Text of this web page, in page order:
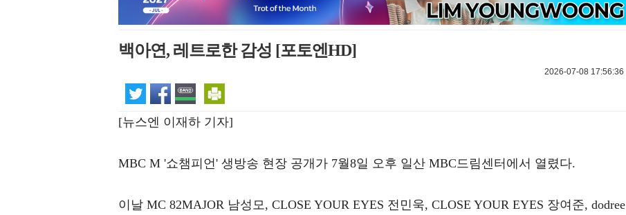
백아연, 레트로한 감성 [포토엔HD]
2026-07-08 17:56:36
[뉴스엔 이재하 기자]
MBC M '쇼챔피언' 생방송 현장 공개가 7월8일 오후 일산 MBC드림센터에서 열렸다.
이날 MC 82MAJOR 남성모, CLOSE YOUR EYES 전민욱, CLOSE YOUR EYES 장여준, dodree